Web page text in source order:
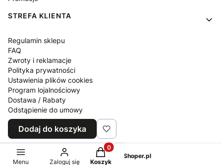
STREFA KLIENTA
Regulamin sklepu
FAQ
Zwroty i reklamacje
Polityka prywatności
Ustawienia plików cookies
Program lojalnościowy
Dostawa / Rabaty
Odstąpienie do umowy
Blog
Kontakt z nami
Sklep internetowy Shoper.pl
Dodaj do koszyka
Menu Zaloguj się
Produkty w koszyku: 0. Zobacz
Koszyk